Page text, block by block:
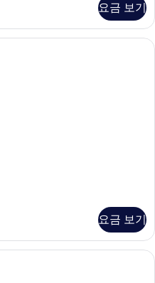
요금 보기
패밀리룸 | 객실 내 금고, 책상, 암막 커
요금 보기
패밀리 스위트 | 객실 내 금고, 책상, 암